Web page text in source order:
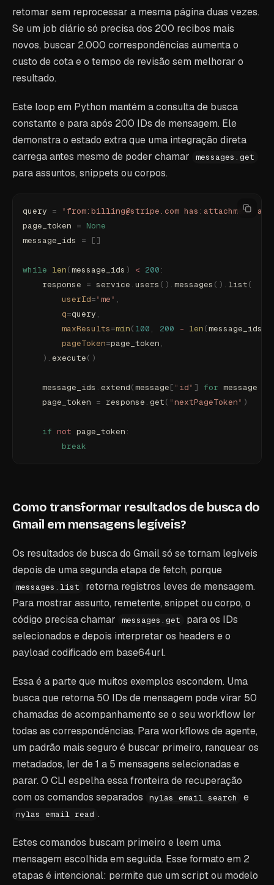
retomar sem reprocessar a mesma página duas vezes.
Se um job diário só precisa dos 200 recibos mais
novos, buscar 2.000 correspondências aumenta o
custo de cota e o tempo de revisão sem melhorar o
resultado.
Este loop em Python mantém a consulta de busca
constante e para após 200 IDs de mensagem. Ele
demonstra o estado extra que uma integração direta
carrega antes mesmo de poder chamar
messages.get
para assuntos, snippets ou corpos.
query = " from:billing@stripe.com has:attachment
page_token = None
message_ids = []
while len(message_ids ) < 200 :
    response
= service . users (). messages (). list(
        userId
="me" ,
        q
=query ,
        maxResults
=min( 100 , 200 - len(message_ids
        pageToken
=page_token ,
    ).
execute()
    message_ids
. extend(message[ " id" ] for message
    page_token
= response . get( "nextPageToken" )
    if
not page_token :
        break
Como transformar resultados de busca do
Gmail em mensagens legíveis?
Os resultados de busca do Gmail só se tornam legíveis
depois de uma segunda etapa de fetch, porque
messages.list
retorna registros leves de mensagem.
Para mostrar assunto, remetente, snippet ou corpo, o
código precisa chamar
messages.get
para os IDs
selecionados e depois interpretar os headers e o
payload codificado em base64url.
Essa é a parte que muitos exemplos escondem. Uma
busca que retorna 50 IDs de mensagem pode virar 50
chamadas de acompanhamento se o seu workflow ler
todas as correspondências. Para workflows de agente,
um padrão mais seguro é buscar primeiro, ranquear os
metadados, ler de 1 a 5 mensagens selecionadas e
parar. O CLI espelha essa fronteira de recuperação
com os comandos separados
nylas email search e
nylas email read .
Estes comandos buscam primeiro e leem uma
mensagem escolhida em seguida. Esse formato em 2
etapas é intencional: permite que um script ou modelo